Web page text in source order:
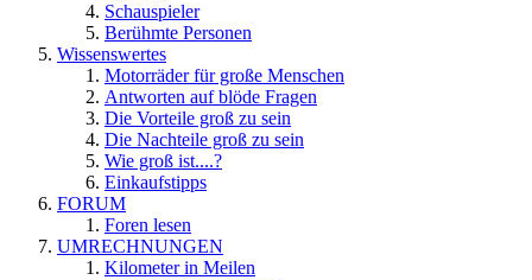
Schauspieler
Berühmte Personen
Wissenswertes
Motorräder für große Menschen
Antworten auf blöde Fragen
Die Vorteile groß zu sein
Die Nachteile groß zu sein
Wie groß ist....?
Einkaufstipps
FORUM
Foren lesen
UMRECHNUNGEN
Kilometer in Meilen